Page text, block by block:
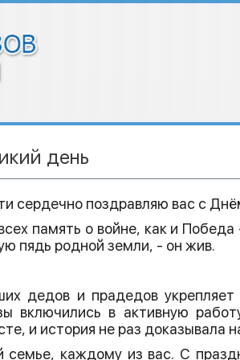
день
сердечно поздравляю вас с
память о войне, как и Победа
пядь родной земли, - он жив.
дедов и прадедов
включились в активную
и история не раз доказывала
каждому из вас. С